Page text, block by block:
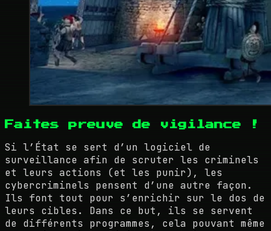
Faites preuve de vigilance !
Si l’État se sert d’un logiciel de
surveillance afin de scruter les criminels
et leurs actions (et les punir), les
cybercriminels pensent d’une autre façon.
Ils font tout pour s’enrichir sur le dos de
leurs cibles. Dans ce but, ils se servent
de différents programmes, cela pouvant même